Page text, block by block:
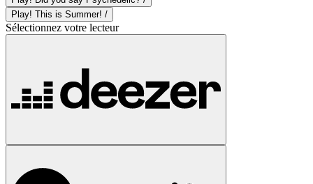
Play! This is Summer! /
Sélectionnez votre lecteur